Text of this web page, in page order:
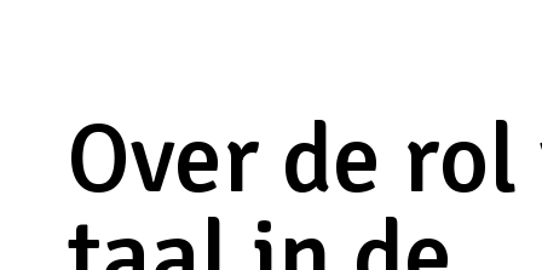
Over de